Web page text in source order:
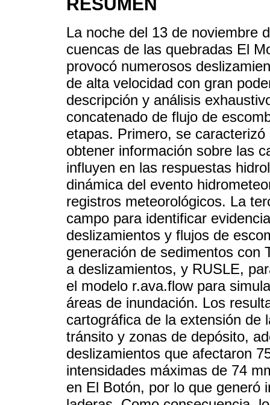
RESUMEN
La noche del 13 de noviembre
cuencas de las quebradas El
provocó numerosos
de alta velocidad con gran
descripción y análisis
concatenado de flujo de
etapas. Primero, se
obtener información sobre las
influyen en las respuestas
dinámica del evento
registros meteorológicos. La
campo para identificar
deslizamientos y flujos de
generación de sedimentos con
a deslizamientos, y RUSLE,
el modelo r.ava.flow para
áreas de inundación. Los
cartográfica de la extensión de
tránsito y zonas de depósito,
deslizamientos que afectaron
intensidades máximas de 74
en El Botón, por lo que generó